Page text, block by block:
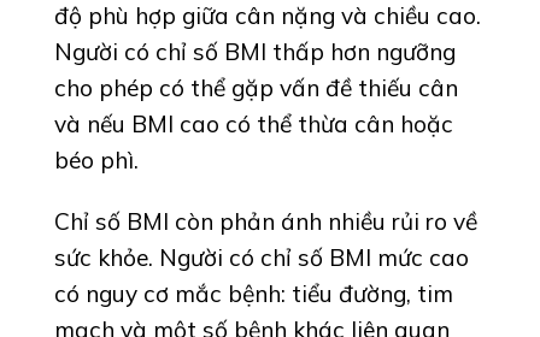
độ phù hợp giữa cân nặng và chiều cao.
Người có chỉ số BMI thấp hơn ngưỡng
cho phép có thể gặp vấn đề thiếu cân
và nếu BMI cao có thể thừa cân hoặc
béo phì.
Chỉ số BMI còn phản ánh nhiều rủi ro về
sức khỏe. Người có chỉ số BMI mức cao
có nguy cơ mắc bệnh: tiểu đường, tim
mạch và một số bệnh khác liên quan